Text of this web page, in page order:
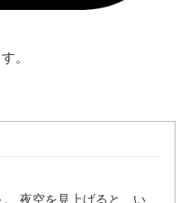
。
夜空を見上げると、い